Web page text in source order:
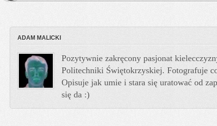
ADAM MALICKI
Pozytywnie zakręcony pasjonat
Politechniki Świętokrzyskiej. Fotografuje
Opisuje jak umie i stara się uratować od
się da :)